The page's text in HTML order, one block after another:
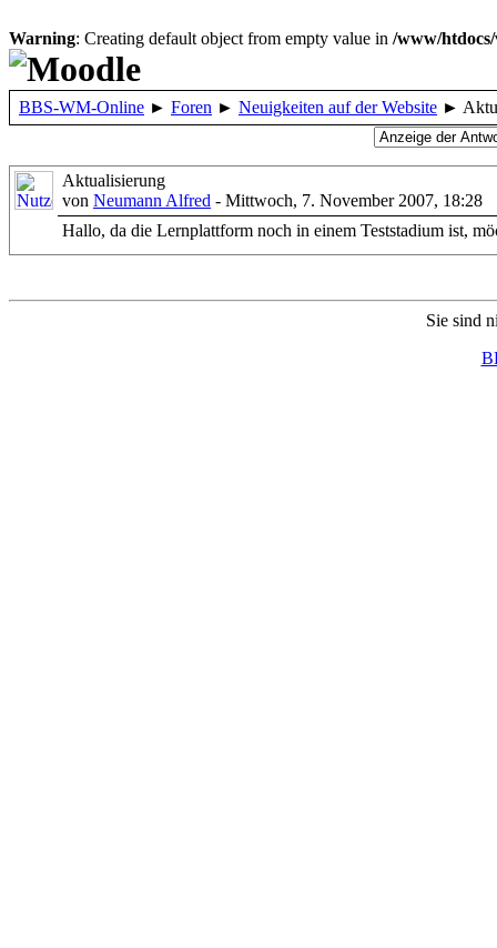
Warning: Creating default object from empty value in /www/
BBS-WM-Online ► Foren ► Neuigkeiten auf der Website ►
Aktualisierung
von Neumann Alfred - Mittwoch, 7. November 2007, 18:28
Hallo, da die Lernplattform noch in einem Teststadium ist,
Sie sind